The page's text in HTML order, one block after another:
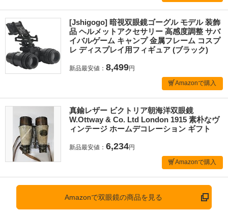
[Jshigogo] 暗視双眼鏡ゴーグル モデル 装飾
品 ヘルメットアクセサリー 高感度調整 サバ
イバルゲーム キャンプ 金属フレーム コスプ
レ ディスプレイ用フィギュア (ブラック)
新品最安値： 8,499円
Amazonで購入
真鍮レザー ビクトリア朝海洋双眼鏡
W.Ottway & Co. Ltd London 1915 素朴なヴ
ィンテージ ホームデコレーション ギフト
新品最安値： 6,234円
Amazonで購入
Amazonで双眼鏡の商品を見る